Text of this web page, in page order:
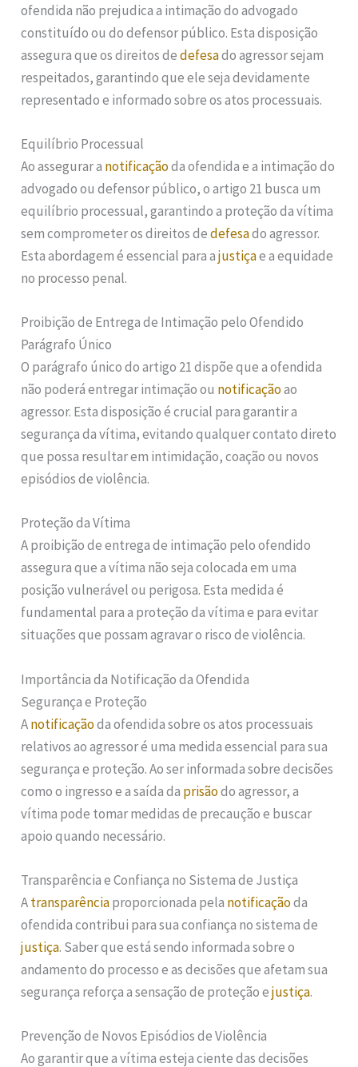
ofendida não prejudica a intimação do advogado
constituído ou do defensor público. Esta disposição
assegura que os direitos dedefesado agressor sejam
respeitados, garantindo que ele seja devidamente
representado e informado sobre os atos processuais.
Equilíbrio Processual
Ao assegurar a notificaçãoda ofendida e a intimação do
advogado ou defensor público, o artigo 21 busca um
equilíbrio processual, garantindo a proteção da vítima
sem comprometer os direitos dedefesado agressor.
Esta abordagem é essencial para ajustiçae a equidade
no processo penal.
Proibição de Entrega de Intimação pelo Ofendido
Parágrafo Único
O parágrafo único do artigo 21 dispõe que a ofendida
não poderá entregar intimação ou notificaçãoao
agressor. Esta disposição é crucial para garantir a
segurança da vítima, evitando qualquer contato direto
que possa resultar em intimidação, coação ou novos
episódios de violência.
Proteção da Vítima
A proibição de entrega de intimação pelo ofendido
assegura que a vítima não seja colocada em uma
posição vulnerável ou perigosa. Esta medida é
fundamental para a proteção da vítima e para evitar
situações que possam agravar o risco de violência.
Importância da Notificação da Ofendida
Segurança e Proteção
Anotificaçãoda ofendida sobre os atos processuais
relativos ao agressor é uma medida essencial para sua
segurança e proteção. Ao ser informada sobre decisões
como o ingresso e a saída da prisãodo agressor, a
vítima pode tomar medidas de precaução e buscar
apoio quando necessário.
Transparência e Confiança no Sistema de Justiça
Atransparênciaproporcionada pela notificaçãoda
ofendida contribui para sua confiança no sistema de
justiça. Saber que está sendo informada sobre o
andamento do processo e as decisões que afetam sua
segurança reforça a sensação de proteção ejustiça.
Prevenção de Novos Episódios de Violência
Ao garantir que a vítima esteja ciente das decisões